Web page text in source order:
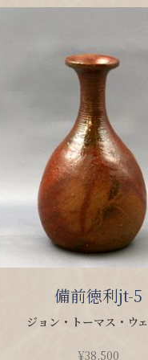
備前徳利jt-5
ジョン・トーマス・ウ
¥38,500